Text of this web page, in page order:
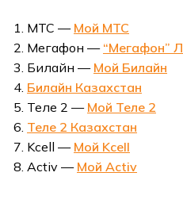
МТС — Мой МТС
Мегафон — “Мегафон”
Билайн — Мой Билайн
Билайн Казахстан
Теле 2 — Мой Теле 2
Теле 2 Казахстан
Kcell — Мой Kcell
Activ — Мой Activ